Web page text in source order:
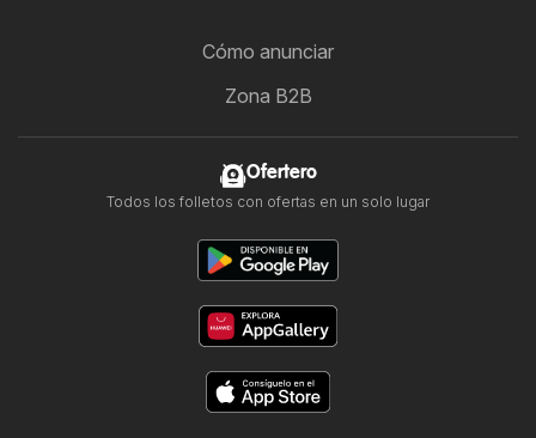
Cómo anunciar
Zona B2B
Ofertero
Todos los folletos con ofertas en un solo lugar